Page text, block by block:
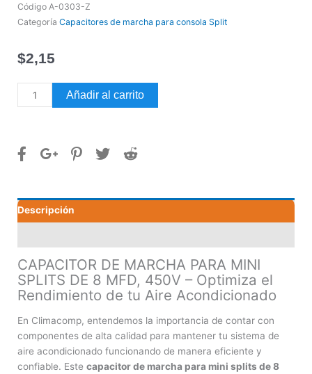
Código A-0303-Z
Categoría Capacitores de marcha para consola Split
$2,15
CAPACITOR
DE
MINI
8
MFD,
Añadir al carrito
Descripción
CAPACITOR DE MARCHA PARA MINI
SPLITS DE 8 MFD, 450V – Optimiza el
Rendimiento de tu Aire Acondicionado
En Climacomp, entendemos la importancia de contar con
componentes de alta calidad para mantener tu sistema de
aire acondicionado funcionando de manera eficiente y
confiable. Este capacitor de marcha para mini splits de 8